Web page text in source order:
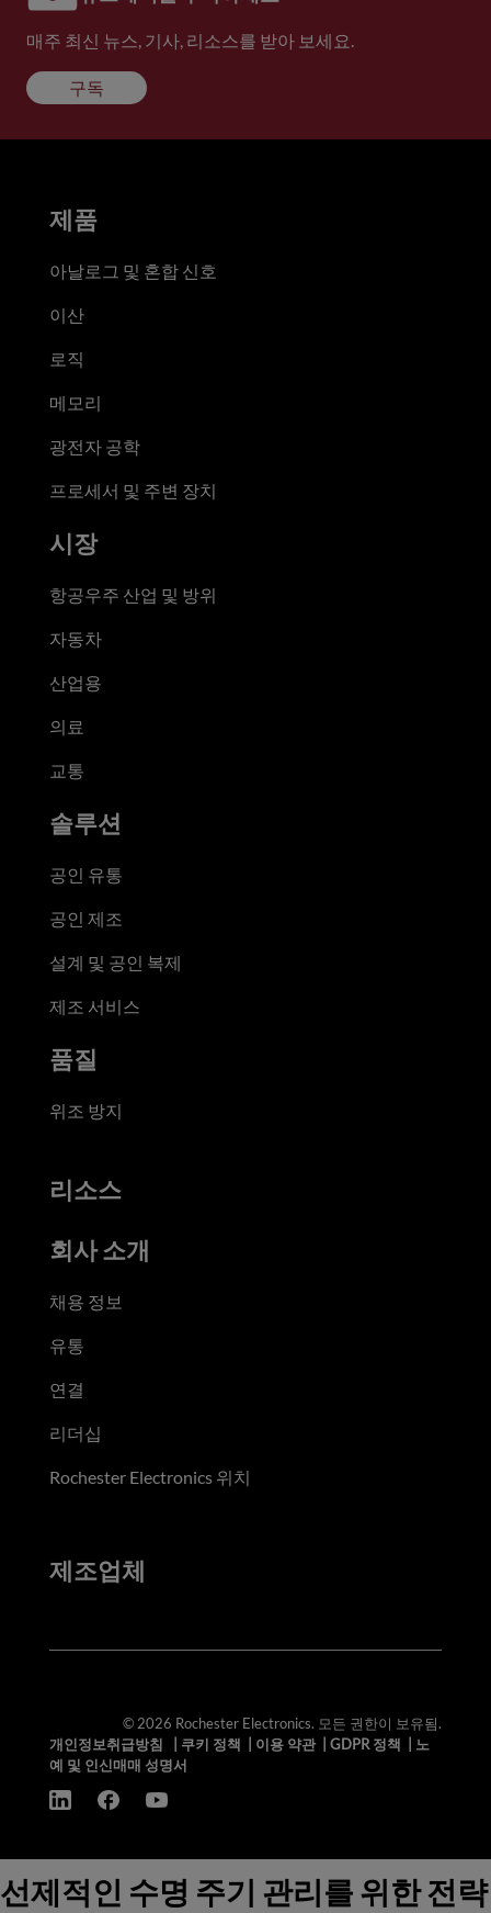
매주 최신 뉴스, 기사, 리소스를 받아 보세요.
구독
제품
아날로그 및 혼합 신호
이산
로직
메모리
광전자 공학
프로세서 및 주변 장치
시장
항공우주 산업 및 방위
자동차
산업용
의료
교통
솔루션
공인 유통
공인 제조
설계 및 공인 복제
제조 서비스
품질
위조 방지
리소스
회사 소개
채용 정보
유통
연결
리더십
Rochester Electronics 위치
제조업체
© 2026 Rochester Electronics. 모든 권한이 보유됨.
개인정보취급방침
쿠키 정책 이용 약관| GDPR 정책
노
예 및 인신매매 성명서
선제적인 수명 주기 관리를 위한 전략